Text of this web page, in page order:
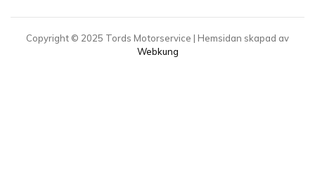
Copyright © 2025 Tords Motorservice | Hemsidan skapad av
Webkung